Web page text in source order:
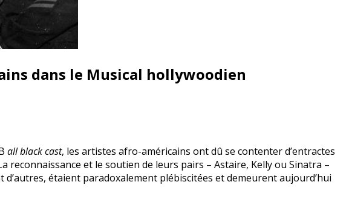
dans le Musical hollywoodien
all black cast, les artistes afro-américains ont dû se contenter d’entractes
reconnaissance et le soutien de leurs pairs – Astaire, Kelly ou Sinatra –
étaient paradoxalement plébiscitées et demeurent aujourd’hui